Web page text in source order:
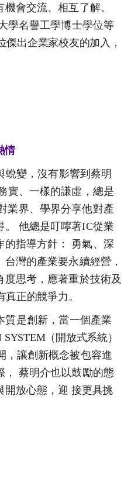
會交流、相互了解。
學名譽工學博士學位等
傑出企業家校友的加入，
情
蛻變，沒有影響到蔡明
實、一樣的謙虛，總是
業界、學界分享他對產
。 他總是叮嚀著IC從業
的指導方針 ： 勇氣、深
台灣的產業要永續經營 ，
思考，應著重於技術及
真正的競爭力。
質是創新，當一個產業
SYSTEM（開放式系統）
，讓創新概念被包容進
， 蔡明介也以鼓勵的態
開放心態，迎接更具挑